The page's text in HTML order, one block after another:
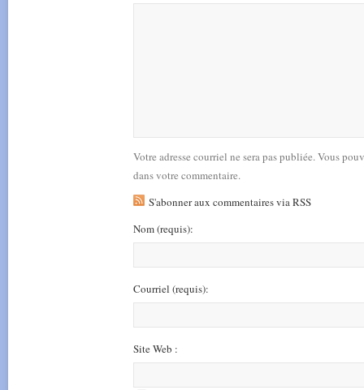
Votre adresse courriel ne sera pas publiée. Vous
dans votre commentaire.
S'abonner aux commentaires via RSS
Nom(requis):
Courriel (requis):
Site Web :